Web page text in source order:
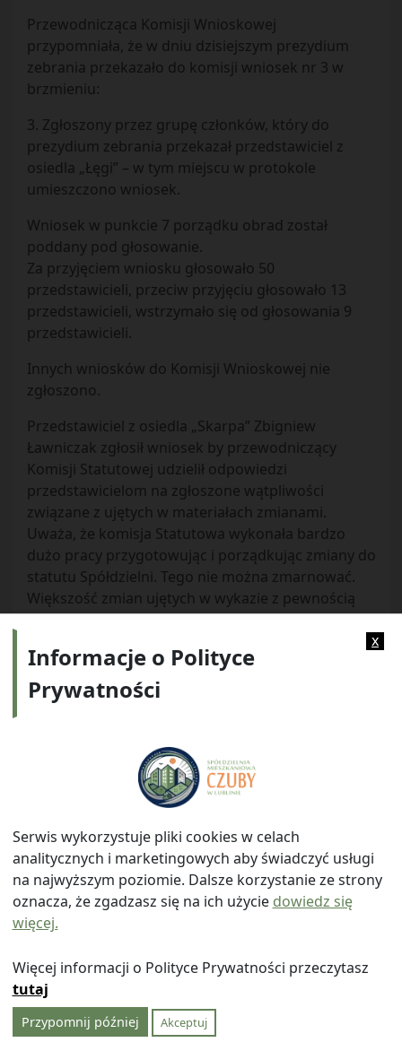
Przewodnicząca Komisji Wnioskowej
przypomniała, że w dniu dzisiejszym prezydium
zebrania przekazało do komisji wniosek nr 3 w
brzmieniu:
3. Zgłoszony przez grupę członków, który do
prezydium zebrania przekazał przedstawiciel z
osiedla „Łęgi” – w tym miejscu w protokole
umieszczono wniosek.
Wniosek w punkcie 7 porządku obrad został
poddany pod głosowanie.
Za przyjęciem wniosku głosowało 50
przedstawicieli, przeciw przyjęciu głosowało 13
przedstawicieli, wstrzymało się od głosowania 9
przedstawicieli.
Innych wniosków do Komisji Wnioskowej nie
zgłoszono.
Przedstawiciel z osiedla „Skarpa” Zbigniew
Ławniczak zgłosił wniosek by przewodniczący
Komisji Statutowej udzielił odpowiedzi
przedstawicielom na zgłoszone wątpliwości
związane z ujętych w materiałach zmianami.
Uważa, że komisja Statutowa wykonała bardzo
dużo pracy przygotowując i porządkując zmiany do
statutu Spółdzielni. Tego nie można zmarnować.
Większość zmian ujętych w wykazie z pewnością
znajdzie się w nowych materiałach na kolejne
zebranie. Ustawa o spółdzielniach mieszkaniowych
działa i nadal będzie obowiązywała. Trybunał
Konstytucyjny zajmie się tą ustawą ale całej na
pewno nie zmieni, zajmie się niektórymi
Przewodniczący zebrania podziękował zebranym
za przybycie i udział w zebraniu.
Sekretarz
Zebrania
Przedstawicieli
Elżbieta Misztal
Przewodniczący
Zebrania
Przedstawicieli
Data opublikowania:
Kategorie: Archiwum Protokołów i Uchwał
x
Informacje o Polityce
Prywatności
Serwis wykorzystuje pliki cookies w celach
analitycznych i marketingowych aby świadczyć usługi
na najwyższym poziomie. Dalsze korzystanie ze strony
oznacza, że zgadzasz się na ich użycie dowiedz się
więcej.
Więcej informacji o Polityce Prywatności przeczytasz
tutaj
Przypomnij później Akceptuj